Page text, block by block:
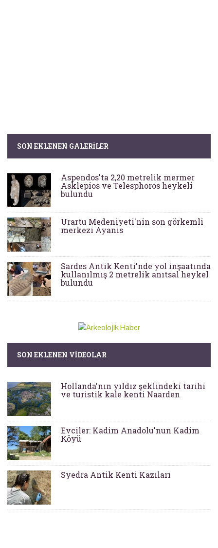
SON EKLENEN GALERILER
Aspendos'ta 2,20 metrelik mermer
Asklepios ve Telesphoros heykeli
bulundu
Urartu Medeniyeti'nin son görkemli
merkezi Ayanis
Sardes Antik Kenti'nde yol inşaatında
kullanılmış 2 metrelik anıtsal heykel
bulundu
SON EKLENEN VIDEOLAR
Hollanda'nın yıldız şeklindeki tarihi
ve turistik kale kenti Naarden
Evciler: Kadim Anadolu'nun Kadim
Köyü
Syedra Antik Kenti Kazıları